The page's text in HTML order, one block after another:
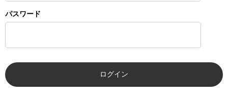
パスワード